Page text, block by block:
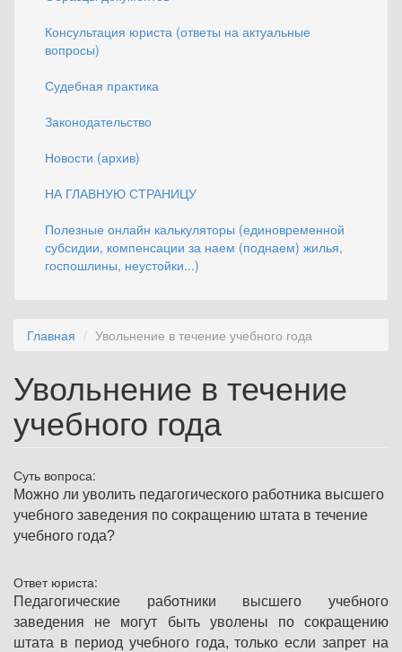
Консультация юриста (ответы на актуальные
вопросы)
Судебная практика
Законодательство
Новости (архив)
НА ГЛАВНУЮ СТРАНИЦУ
Полезные онлайн калькуляторы (единовременной
субсидии, компенсации за наем (поднаем) жилья,
госпошлины, неустойки...)
Главная Увольнение в течение учебного года
Увольнение в течение
учебного года
Суть вопроса:
Можно ли уволить педагогического работника высшего
учебного заведения по сокращению штата в течение
учебного года?
Ответ юриста:
Педагогические работники высшего учебного
заведения не могут быть уволены по сокращению
штата в период учебного года, только если запрет на